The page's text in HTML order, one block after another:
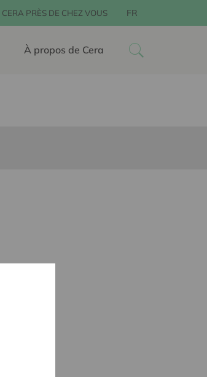
CERA PRÈS DE CHEZ VOUS FR
À propos de Cera